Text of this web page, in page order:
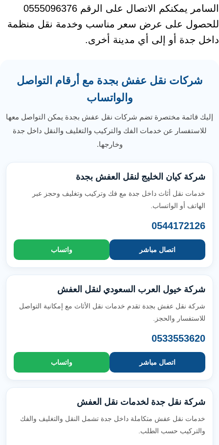
السامر يمكنكم الاتصال على الرقم 0555096376
للحصول على عرض سعر مناسب وخدمة نقل منظمة
داخل جدة أو إلى أي مدينة أخرى.
شركات نقل عفش بجدة مع أرقام التواصل
والواتساب
إليك قائمة مختصرة تضم شركات نقل عفش بجدة يمكن التواصل معها
للاستفسار عن خدمات الفك والتركيب والتغليف والنقل داخل جدة
وخارجها.
شركة كيان الخليج لنقل العفش بجدة
خدمات نقل أثاث داخل جدة مع فك وتركيب وتغليف وحجز عبر
الهاتف أو الواتساب.
0544172126
اتصال مباشر واتساب
شركة خيول العرب السعودي لنقل العفش
شركة نقل عفش بجدة تقدم خدمات نقل الأثاث مع إمكانية التواصل
للاستفسار والحجز.
0533553620
اتصال مباشر واتساب
شركة نقل جدة لخدمات نقل العفش
خدمات نقل عفش متكاملة داخل جدة تشمل النقل والتغليف والفك
والتركيب حسب الطلب.